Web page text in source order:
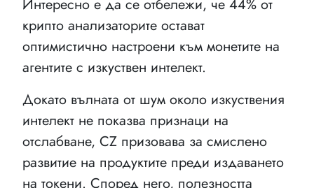
Интересно е да се отбележи, че 44% от
крипто анализаторите остават
оптимистично настроени към монетите на
агентите с изкуствен интелект.
Докато вълната от шум около изкуствения
интелект не показва признаци на
отслабване, CZ призовава за смислено
развитие на продуктите преди издаването
на токени. Според него, полезността